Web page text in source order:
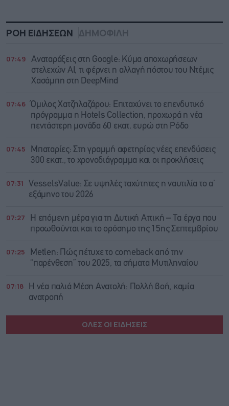
ΡΟΗ ΕΙΔΗΣΕΩΝ ΔΗΜΟΦΙΛΗ
07:49
Αναταράξεις στη Google: Κύμα αποχωρήσεων
στελεχών AI, τι φέρνει η αλλαγή πόστου του Ντέμις
Χασάμπη στη DeepMind
07:46
Όμιλος Χατζηλαζάρου: Επιταχύνει το επενδυτικό
πρόγραμμα η Hotels Collection, προχωρά η νέα
πεντάστερη μονάδα 60 εκατ. ευρώ στη Ρόδο
07:45
Μπαταρίες: Στη γραμμή αφετηρίας νέες επενδύσεις
300 εκατ., το χρονοδιάγραμμα και οι προκλήσεις
07:31
VesselsValue: Σε υψηλές ταχύτητες η ναυτιλία το α’
εξάμηνο του 2026
07:27
Η επόμενη μέρα για τη Δυτική Αττική – Τα έργα που
προωθούνται και το ορόσημο της 15ης Σεπτεμβρίου
07:25
Metlen: Πώς πέτυχε το comeback από την
“παρένθεση” του 2025, τα σήματα Μυτιληναίου
07:18
Η νέα παλιά Μέση Ανατολή: Πολλή βοή, καμία
ανατροπή
ΟΛΕΣ ΟΙ ΕΙΔΗΣΕΙΣ